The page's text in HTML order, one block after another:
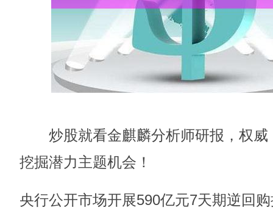
炒股就看金麒麟分析师研报，权威
挖掘潜力主题机会！
央行公开市场开展590亿元7天期逆回